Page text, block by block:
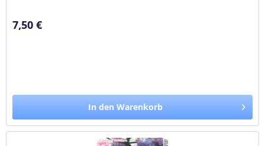
7,50 €
In den Warenkorb